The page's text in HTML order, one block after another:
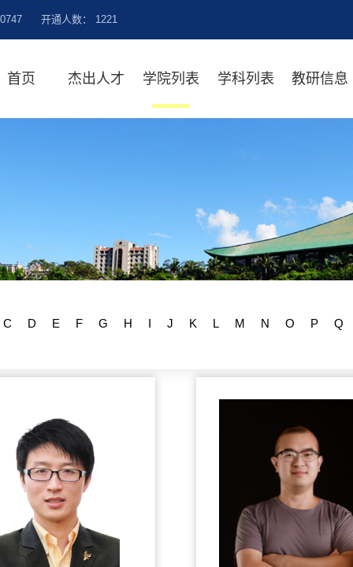
开通人数： 1221
首页 杰出人才 学院列表 学科列表 教研信息
C D E F G H I J K L M N O P Q